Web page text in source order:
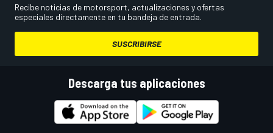
Recibe noticias de motorsport, actualizaciones y ofertas
especiales directamente en tu bandeja de entrada.
SUSCRIBIRSE
Descarga tus aplicaciones